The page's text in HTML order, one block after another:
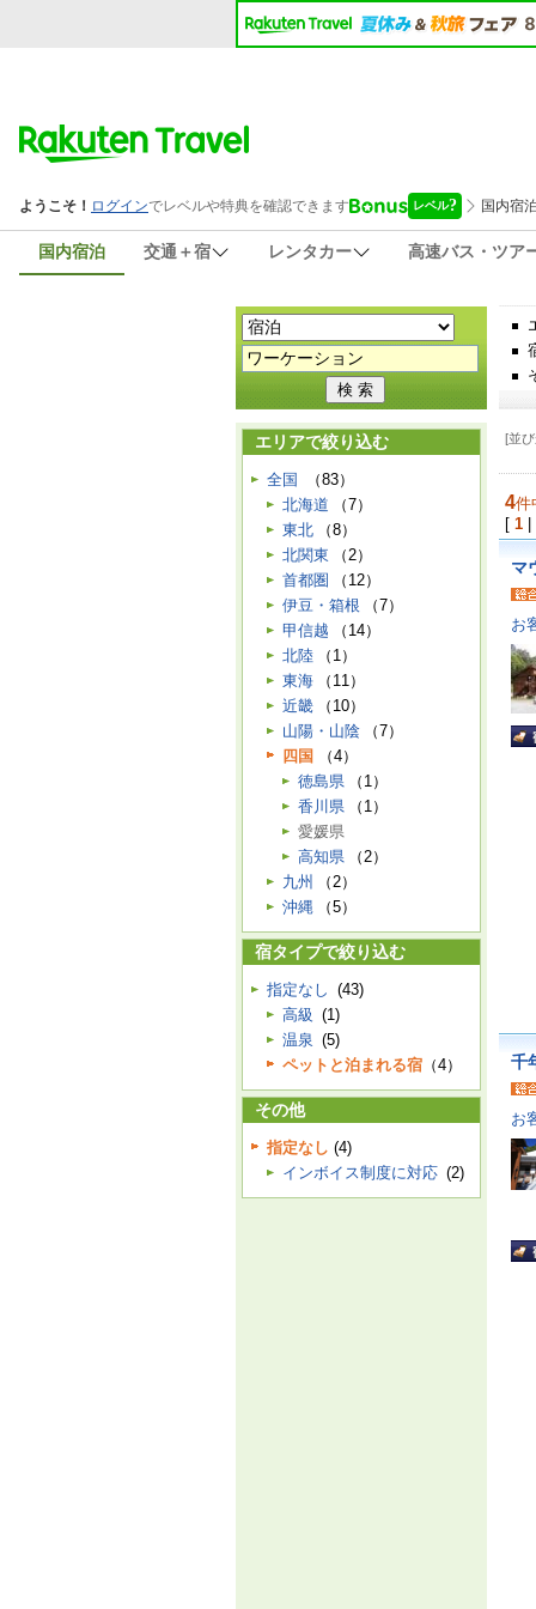
国内宿泊 交通＋宿 レンタカー 高速バス・ツア
エリアで絞り込む
全国
（83）
北海道
（7）
東北
（8）
北関東
（2）
首都圏
（12）
伊豆・箱根
（7）
甲信越
（14）
北陸
（1）
東海
（11）
近畿
（10）
山陽・山陰
（7）
四国
（4）
徳島県
（1）
香川県
（1）
愛媛県
高知県
（2）
九州
（2）
沖縄
（5）
宿タイプで絞り込む
指定なし (43)
高級 (1)
温泉 (5)
ペットと泊まれる宿 （4）
その他
指定なし (4)
インボイス制度に対応 (2)
[並
4件
[ 1
マ
お
千
お